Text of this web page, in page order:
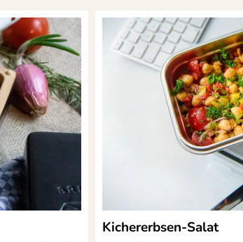
Kichererbsen-Salat